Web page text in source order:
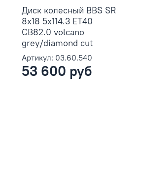
Диск колесный BBS SR
8x18 5x114.3 ET40
CB82.0 volcano
grey/diamond cut
Артикул: 03.60.540
53 600 руб